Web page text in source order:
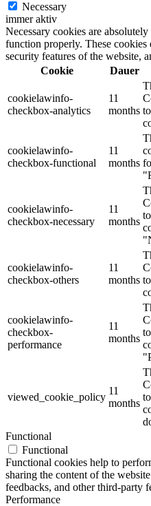
Necessary
immer aktiv
Necessary cookies are
function properly. These cookies
security features of the website,
Cookie
Dauer
cookielawinfo-
checkbox-analytics
11
months
cookielawinfo-
checkbox-functional
11
months
cookielawinfo-
checkbox-necessary
11
months
cookielawinfo-
checkbox-others
11
months
cookielawinfo-
checkbox-
performance
11
months
viewed_cookie_policy
11
months
Functional
Functional
Functional cookies help to
sharing the content of the
feedbacks, and other third-party
Performance